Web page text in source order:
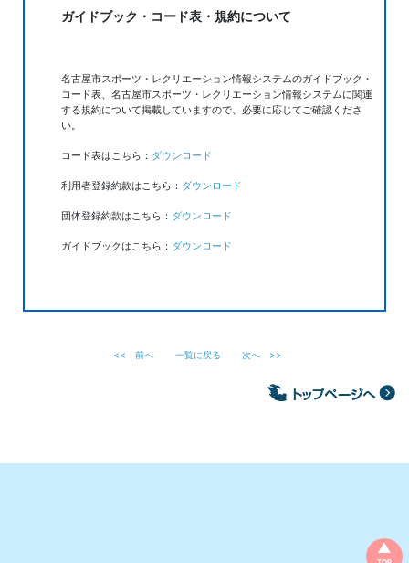
ガイドブック・コード表・規約について
名古屋市スポーツ・レクリエーション情報システムのガイドブック・
コード表、名古屋市スポーツ・レクリエーション情報システムに関連
する規約について掲載していますので、必要に応じてご確認くださ
い。
コード表はこちら： ダウンロード
利用者登録約款はこちら： ダウンロード
団体登録約款はこちら： ダウンロード
ガイドブックはこちら： ダウンロード
<<前へ 一覧に戻る 次へ>>